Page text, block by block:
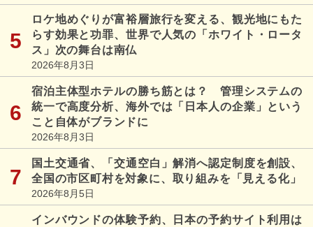
ロケ地めぐりが富裕層旅行を変える、観光地にもた
らす効果と功罪、世界で人気の「ホワイト・ロータ
ス」次の舞台は南仏
2026年8月3日
宿泊主体型ホテルの勝ち筋とは？ 管理システムの
統一で高度分析、海外では「日本人の企業」という
こと自体がブランドに
2026年8月3日
国土交通省、「交通空白」解消へ認定制度を創設、
全国の市区町村を対象に、取り組みを「見える化」
2026年8月5日
インバウンドの体験予約、日本の予約サイト利用は